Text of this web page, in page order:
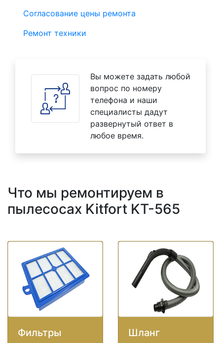
Согласование цены ремонта
Ремонт техники
Вы можете задать любой
вопрос по номеру
телефона и наши
специалисты дадут
развернутый ответ в
любое время.
Что мы ремонтируем в
пылесосах Kitfort KT-565
Фильтры Шланг